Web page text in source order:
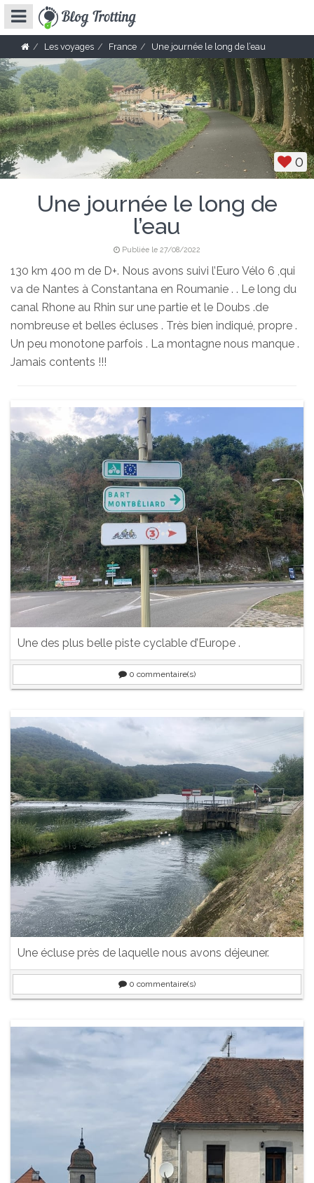
Les voyages France Une journée le long de l’eau
0
Une journée le long de
l’eau
Publiée le 27/08/2022
130 km 400 m de D+. Nous avons suivi l’Euro Vélo 6 ,qui
va de Nantes à Constantana en Roumanie . . Le long du
canal Rhone au Rhin sur une partie et le Doubs .de
nombreuse et belles écluses . Très bien indiqué, propre .
Un peu monotone parfois . La montagne nous manque .
Jamais contents !!!
Une des plus belle piste cyclable d’Europe .
0 commentaire(s)
Une écluse près de laquelle nous avons déjeuner.
0 commentaire(s)